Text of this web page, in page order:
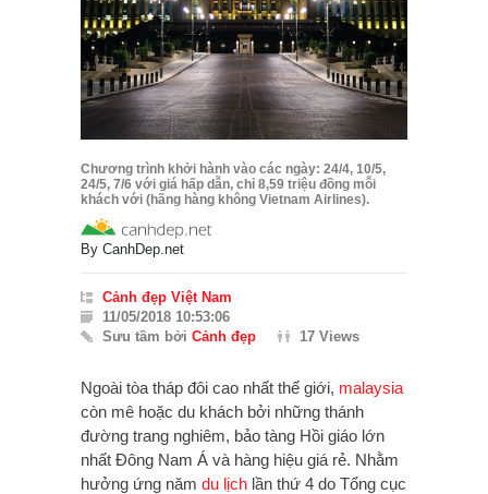
Chương trình khởi hành vào các ngày: 24/4, 10/5,
24/5, 7/6 với giá hấp dẫn, chỉ 8,59 triệu đồng mỗi
khách với (hãng hàng không Vietnam Airlines).
By CanhDep.net
Cảnh đẹp Việt Nam
11/05/2018 10:53:06
Sưu tầm bởi Cảnh đẹp 17 Views
Ngoài tòa tháp đôi cao nhất thế giới, malaysia
còn mê hoặc du khách bởi những thánh
đường trang nghiêm, bảo tàng Hồi giáo lớn
nhất Đông Nam Á và hàng hiệu giá rẻ. Nhằm
hưởng ứng năm du lịch lần thứ 4 do Tổng cục